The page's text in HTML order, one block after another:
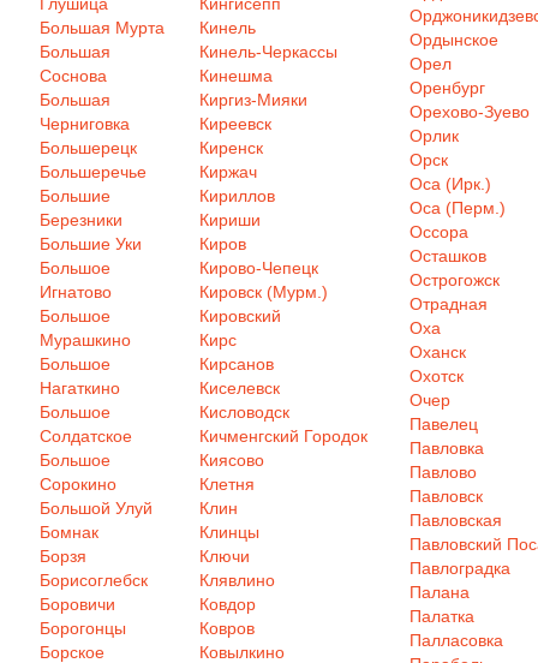
Большая Мурта
Большая
Соснова
Большая
Черниговка
Большерецк
Большеречье
Большие
Березники
Большие Уки
Большое
Игнатово
Большое
Мурашкино
Большое
Нагаткино
Большое
Солдатское
Большое
Сорокино
Большой Улуй
Бомнак
Борзя
Борисоглебск
Боровичи
Борогонцы
Борское
Кинель
Кинель-Черкассы
Кинешма
Киргиз-Мияки
Киреевск
Киренск
Киржач
Кириллов
Кириши
Киров
Кирово-Чепецк
Кировск (Мурм.)
Кировский
Кирс
Кирсанов
Киселевск
Кисловодск
Кичменгский Городок
Киясово
Клетня
Клин
Клинцы
Ключи
Клявлино
Ковдор
Ковров
Ковылкино
Ордынское
Орел
Оренбург
Орехово-Зуево
Орлик
Орск
Оса (Ирк.)
Оса (Перм.)
Оссора
Осташков
Острогожск
Отрадная
Оха
Оханск
Охотск
Очер
Павелец
Павловка
Павлово
Павловск
Павловская
Павловский
Павлоградка
Палана
Палатка
Палласовка